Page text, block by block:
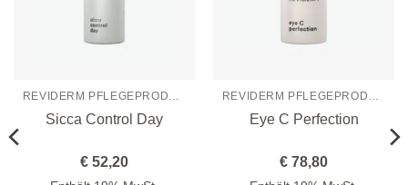
Sicca Control Day
€ 52,20
Eye C Perfection
€ 78,80